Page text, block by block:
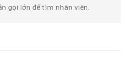
gọi lớn để tìm nhân viên.